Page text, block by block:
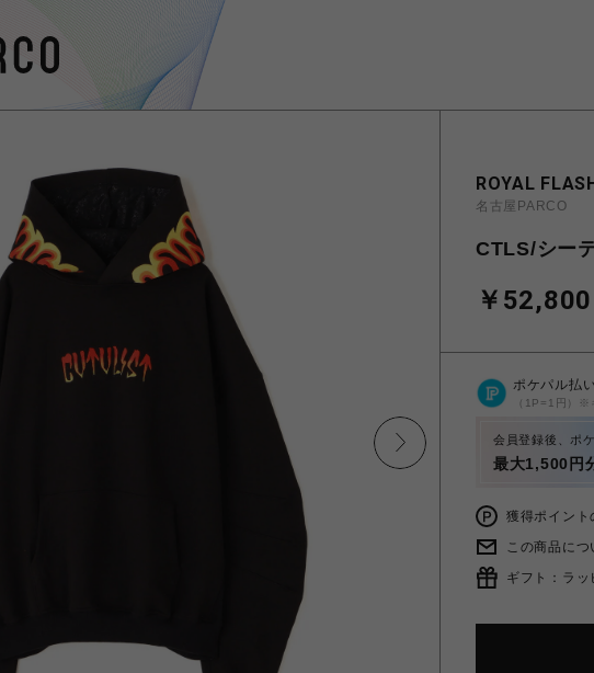
ROYAL
名古屋PARCO
CTLS/シー
￥52,800
ポケパル払
（1P=1円）※
会員登録後、ポ
最大1,500円
獲得ポイント
この商品につ
ギフト：ラッ